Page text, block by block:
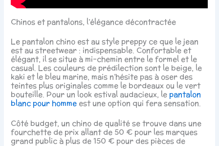
Chinos et pantalons, l’élégance décontractée
Le pantalon chino est au style preppy ce que le jean
est au streetwear : indispensable. Confortable et
élégant, il se situe à mi-chemin entre le formel et le
casual. Les couleurs de prédilection sont le beige, le
kaki et le bleu marine, mais n’hésite pas à oser des
teintes plus originales comme le bordeaux ou le vert
bouteille. Pour un look estival audacieux, le pantalon
blanc pour homme est une option qui fera sensation.
Côté budget, un chino de qualité se trouve dans une
fourchette de prix allant de 50 € pour les marques
grand public à plus de 150 € pour des pièces de